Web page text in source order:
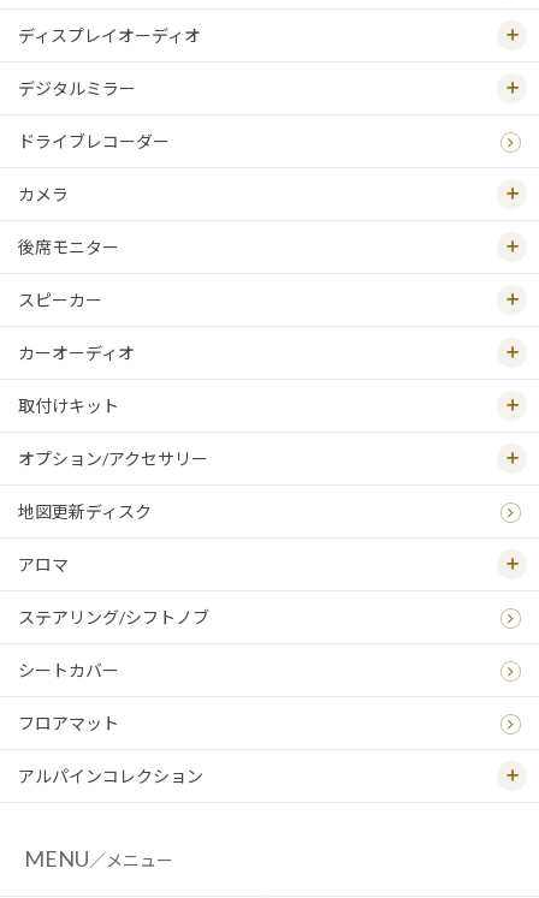
ディスプレイオーディオ
デジタルミラー
ドライブレコーダー
カメラ
後席モニター
スピーカー
カーオーディオ
取付けキット
オプション/アクセサリー
地図更新ディスク
アロマ
ステアリング/シフトノブ
シートカバー
フロアマット
アルパインコレクション
MENU／メニュー